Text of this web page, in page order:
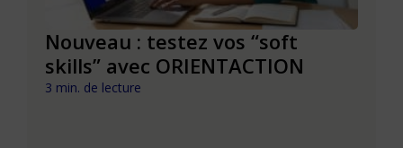
Nouveau : testez vos “soft
skills” avec ORIENTACTION
3 min. de lecture